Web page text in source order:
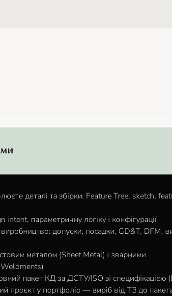
деталі та збірки: Feature Tree, sketch,
intent, параметричну логіку і конфігурації
допуски, посадки, GD&T, DFM,
металом (Sheet Metal) і зварними
пакет КД за ДСТУ/ISO зі специфікацією
проєкт у портфоліо — виріб від ТЗ до